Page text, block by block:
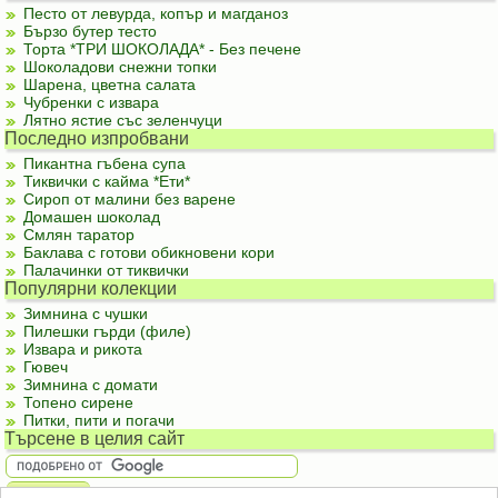
Песто от левурда, копър и магданоз
Бързо бутер тесто
Торта *ТРИ ШОКОЛАДА* - Без печене
Шоколадови снежни топки
Шарена, цветна салата
Чубренки с извара
Лятно ястие със зеленчуци
Последно изпробвани
Пикантна гъбена супа
Тиквички с кайма *Ети*
Сироп от малини без варене
Домашен шоколад
Смлян таратор
Баклава с готови обикновени кори
Палачинки от тиквички
Популярни колекции
Зимнина с чушки
Пилешки гърди (филе)
Извара и рикота
Гювеч
Зимнина с домати
Топено сирене
Питки, пити и погачи
Търсене в целия сайт